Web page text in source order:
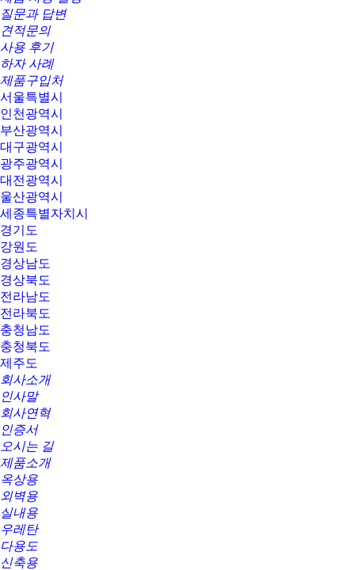
질문과 답변
견적문의
사용 후기
하자 사례
제품구입처
서울특별시
인천광역시
부산광역시
대구광역시
광주광역시
대전광역시
울산광역시
세종특별자치시
경기도
강원도
경상남도
경상북도
전라남도
전라북도
충청남도
충청북도
제주도
회사소개
인사말
회사연혁
인증서
오시는 길
제품소개
옥상용
외벽용
실내용
우레탄
다용도
신축용